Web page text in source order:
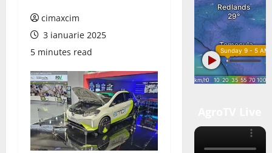
cimaxcim
3 ianuarie 2025
5 minutes read